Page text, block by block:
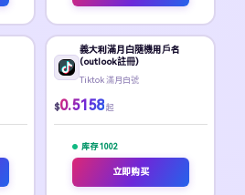
義大利滿月白隨機用戶名
(outlook註冊)
Tiktok 滿月白號
$0.5158 起
库存 1002
立即购买